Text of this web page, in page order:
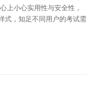
上小心实用性与安全性，
式，知足不同用户的考试需